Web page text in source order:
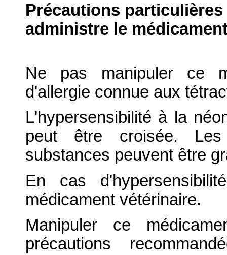
Précautions
administre le
Ne pas manipuler ce
d'allergie connue aux
L'hypersensibilité à la
peut être croisée.
substances peuvent être
En cas
médicament vétérinaire.
Manipuler ce
précautions